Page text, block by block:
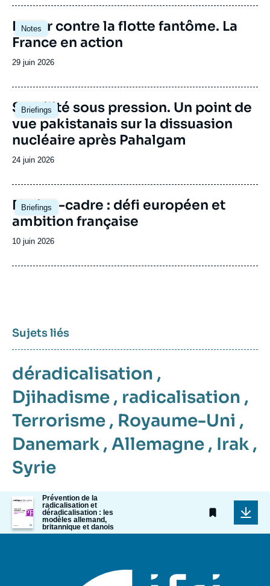
publication
Notes
Image
principale
Lutter contre la flotte fantôme. La
France en action
Date
publication
29 juin 2026
Briefings
Image
principale
Stabilité sous pression. Un point de
vue pakistanais sur la dissuasion
nucléaire après Pahalgam
Date
publication
24 juin 2026
Briefings
Image
principale
Nation-cadre : défi européen et
ambition française
Date
publication
10 juin 2026
Sujets liés
déradicalisation ,
Djihadisme , radicalisation ,
Terrorisme , Royaume-Uni ,
Danemark , Allemagne , Irak ,
Syrie
Image
de
couverture
de
Prévention de la
radicalisation et
déradicalisation : les
modèles allemand,
britannique et danois